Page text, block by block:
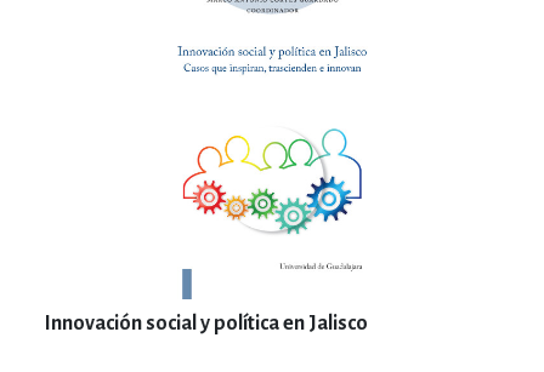
Innovación social y política en Jalisco